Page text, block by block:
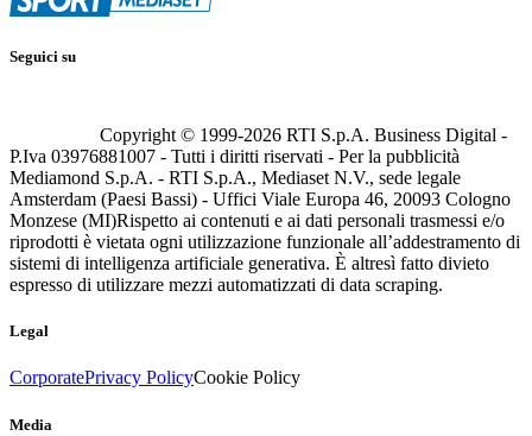
Seguici su
Copyright © 1999-2026 RTI S.p.A. Business Digital -
P.Iva 03976881007 - Tutti i diritti riservati - Per la pubblicità
Mediamond S.p.A. - RTI S.p.A., Mediaset N.V., sede legale
Amsterdam (Paesi Bassi) - Uffici Viale Europa 46, 20093 Cologno
Monzese (MI)Rispetto ai contenuti e ai dati personali trasmessi e/o
riprodotti è vietata ogni utilizzazione funzionale all’addestramento di
sistemi di intelligenza artificiale generativa. È altresì fatto divieto
espresso di utilizzare mezzi automatizzati di data scraping.
Legal
CorporatePrivacy PolicyCookie Policy
Media